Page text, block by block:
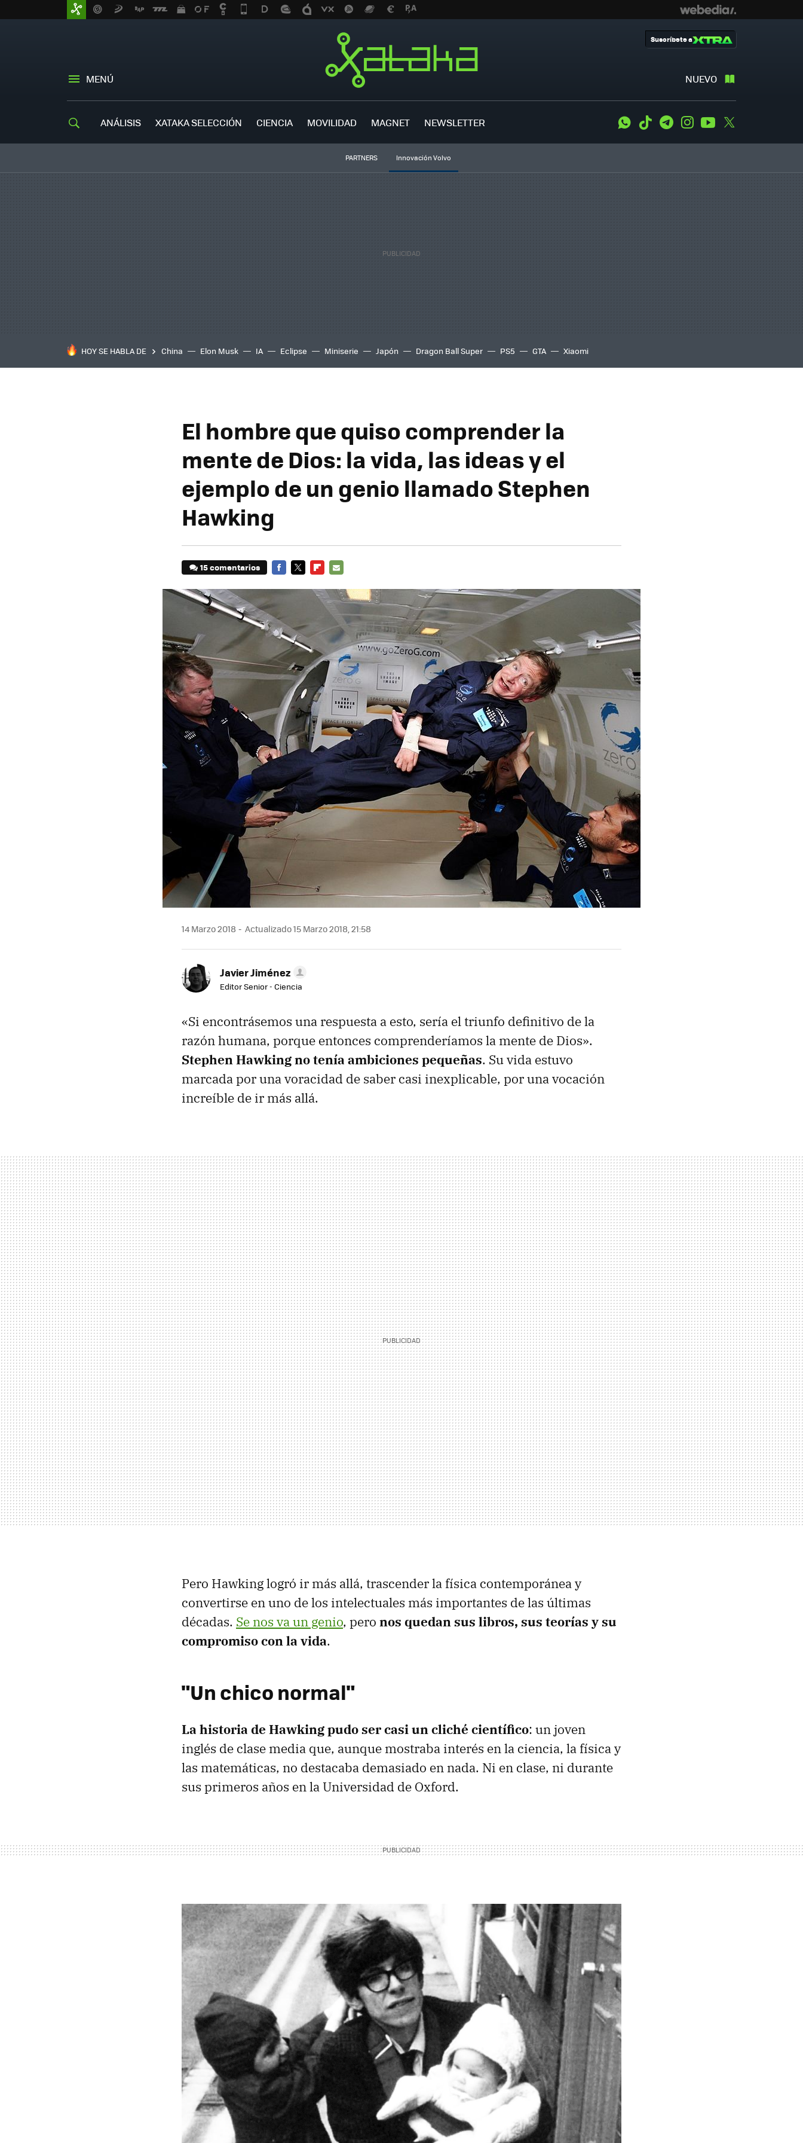
MENÚ NUEVO
Suscríbete a
ANÁLISIS XATAKA SELECCIÓN CIENCIA MOVILIDAD MAGNET NEWSLETTER WhatsApp
Tiktok TelegramInstagramYoutube
PARTNERS Innovación Volvo
HOY SE HABLA DE China Elon Musk IA Eclipse Miniserie Japón Dragon Ball Super PS5 GTA Xiaomi
El hombre que quiso comprender la
mente de Dios: la vida, las ideas y el
ejemplo de un genio llamado Stephen
Hawking
15 comentarios
MAIL
14 Marzo 2018 Actualizado 15 Marzo 2018, 21:58
Javier Jiménez
Editor Senior - Ciencia
«Si encontrásemos una respuesta a esto, sería el triunfo definitivo de la
razón humana, porque entonces comprenderíamos la mente de Dios».
Stephen Hawking no tenía ambiciones pequeñas. Su vida estuvo
marcada por una voracidad de saber casi inexplicable, por una vocación
increíble de ir más allá.
Pero Hawking logró ir más allá, trascender la física contemporánea y
convertirse en uno de los intelectuales más importantes de las últimas
décadas. Se nos va un genio, pero nos quedan sus libros, sus teorías y su
compromiso con la vida.
"Un chico normal"
La historia de Hawking pudo ser casi un cliché científico: un joven
inglés de clase media que, aunque mostraba interés en la ciencia, la física y
las matemáticas, no destacaba demasiado en nada. Ni en clase, ni durante
sus primeros años en la Universidad de Oxford.